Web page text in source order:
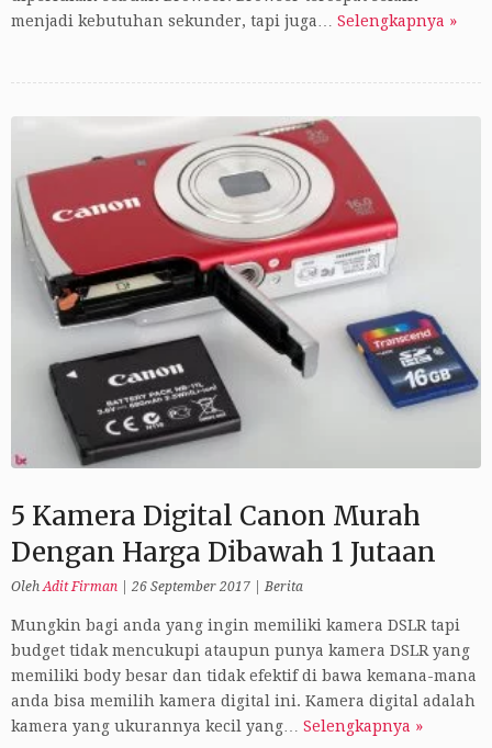
menjadi kebutuhan sekunder, tapi juga… Selengkapnya »
5 Kamera Digital Canon Murah
Dengan Harga Dibawah 1 Jutaan
OlehAdit Firman 26 September 2017 |Berita
Mungkin bagi anda yang ingin memiliki kamera DSLR tapi
budget tidak mencukupi ataupun punya kamera DSLR yang
memiliki body besar dan tidak efektif di bawa kemana-mana
anda bisa memilih kamera digital ini. Kamera digital adalah
kamera yang ukurannya kecil yang… Selengkapnya »